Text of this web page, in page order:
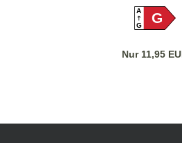
A
GG
Nur 11,95